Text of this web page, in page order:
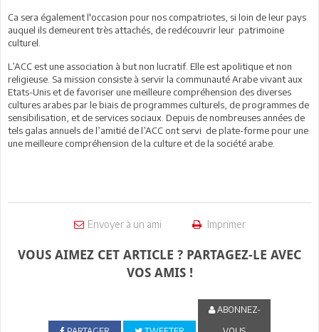
Ca sera également l'occasion pour nos compatriotes, si loin de leur pays
auquel ils demeurent très attachés, de redécouvrir leur patrimoine
culturel.
L’ACC est une association à but non lucratif. Elle est apolitique et non
religieuse. Sa mission consiste à servir la communauté Arabe vivant aux
Etats-Unis et de favoriser une meilleure compréhension des diverses
cultures arabes par le biais de programmes culturels, de programmes de
sensibilisation, et de services sociaux. Depuis de nombreuses années de
tels galas annuels de l’amitié de l’ACC ont servi de plate-forme pour une
une meilleure compréhension de la culture et de la société arabe.
Envoyer à un ami Imprimer
VOUS AIMEZ CET ARTICLE ? PARTAGEZ-LE AVEC
VOS AMIS !
ABONNEZ-